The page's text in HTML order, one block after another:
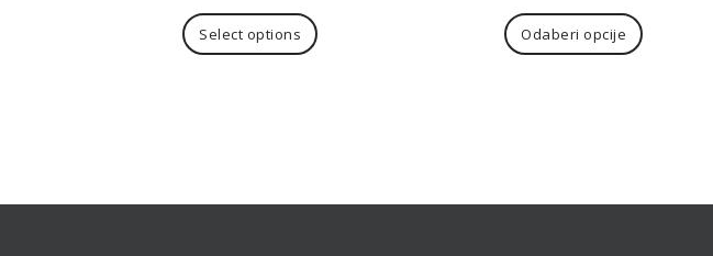
Select options Odaberi opcije
proizvod
na